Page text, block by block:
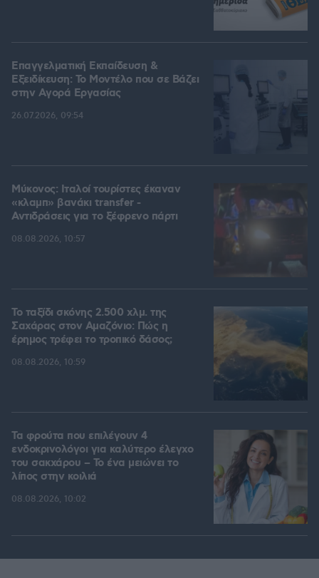
Επαγγελματική Εκπαίδευση &
Εξειδίκευση: Το Mοντέλο που σε Bάζει
στην Aγορά Eργασίας
26.07.2026, 09:54
Μύκονος: Ιταλοί τουρίστες έκαναν
«κλαμπ» βανάκι transfer -
Αντιδράσεις για το ξέφρενο πάρτι
08.08.2026, 10:57
Το ταξίδι σκόνης 2.500 χλμ. της
Σαχάρας στον Αμαζόνιο: Πώς η
έρημος τρέφει το τροπικό δάσος;
08.08.2026, 10:59
Τα φρούτα που επιλέγουν 4
ενδοκρινολόγοι για καλύτερο έλεγχο
του σακχάρου – Το ένα μειώνει το
λίπος στην κοιλιά
08.08.2026, 10:02